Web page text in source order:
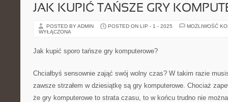
JAK KUPIĆ TAŃSZE GRY
POSTED BY ADMIN POSTED ON LIP - 1 - 2025
MOŻLIWOŚĆ
WYŁĄCZONA
Jak kupić sporo tańsze gry komputerowe?
Chciałbyś sensownie zająć swój wolny czas? W takim razie
zawsze strzałem w dziesiątkę są gry komputerowe. Chociaż
że gry komputerowe to strata czasu, to w końcu trudno nie